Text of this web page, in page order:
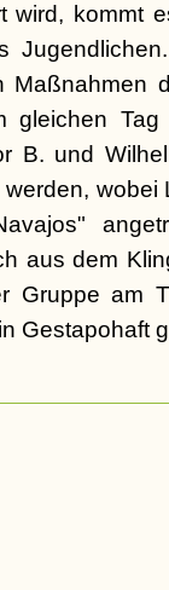
wird, kommt
Tag
B. und
wobei
aus dem
am
Gestapohaft